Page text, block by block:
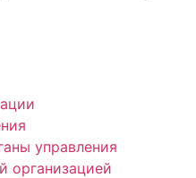
управления
организацией